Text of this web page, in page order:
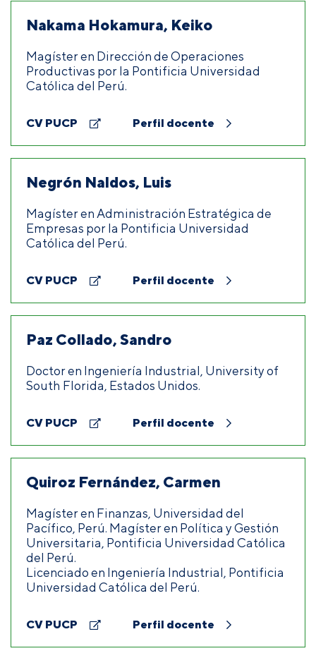
Nakama Hokamura, Keiko
Magíster en Dirección de Operaciones
Productivas por la Pontificia Universidad
Católica del Perú.
CV PUCP Perfil docente
Negrón Naldos, Luis
Magíster en Administración Estratégica de
Empresas por la Pontificia Universidad
Católica del Perú.
CV PUCP Perfil docente
Paz Collado, Sandro
Doctor en Ingeniería Industrial, University of
South Florida, Estados Unidos.
CV PUCP Perfil docente
Quiroz Fernández, Carmen
Magíster en Finanzas, Universidad del
Pacífico, Perú. Magíster en Política y Gestión
Universitaria, Pontificia Universidad Católica
del Perú.
Licenciado en Ingeniería Industrial, Pontificia
Universidad Católica del Perú.
CV PUCP Perfil docente